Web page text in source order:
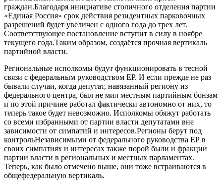
граждан.Благодаря инициативе столичного отделения партии
«Единая Россия» срок действия резидентных парковочных
разрешений будет увеличен с одного года до трех лет.
Соответствующее постановление вступит в силу в ноябре
текущего года.Таким образом, создаётся прочная вертикаль
партийной власти.
Региональные исполкомы будут функционировать в тесной
связи с федеральным руководством ЕР. И если прежде не раз
бывали случаи, когда депутат, навязанный региону из
федерального центра, был не мил местным партийным бонзам
и по этой причине работал фактически автономно от них, то
теперь такое будет невозможно. Исполкомы обяжут работать
со всеми избранными от партии власти депутатами вне
зависимости от симпатий и интересов.Регионы берут под
контрольНезависимыми от федерального руководства ЕР в
своих симпатиях и интересах также порой были и фракции
партии власти в региональных и местных парламентах.
Теперь, как было отмечено выше, они тоже встраиваются в
общефедеральную вертикаль.